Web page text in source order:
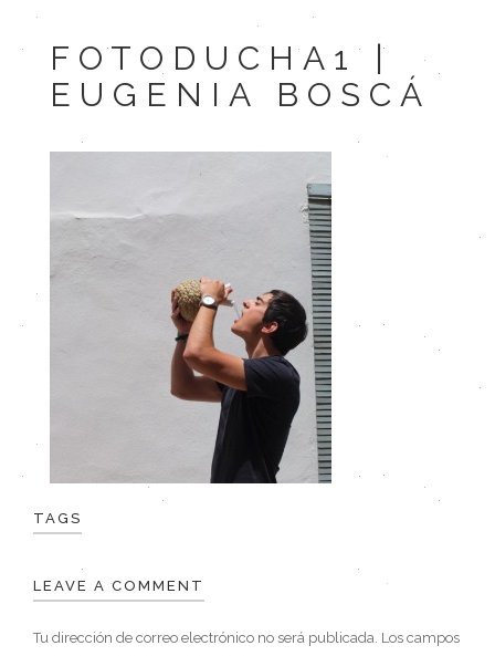
FOTODUCHA1 |
EUGENIA BOSCÁ
TAGS
LEAVE A COMMENT
Tu dirección de correo electrónico no será publicada. Los campos